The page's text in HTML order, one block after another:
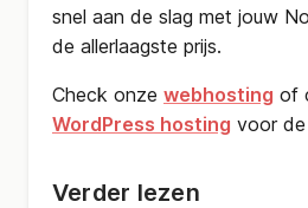
snel aan de slag met jouw
de allerlaagste prijs.
Check onze webhosting of
WordPress hosting voor
Verder lezen